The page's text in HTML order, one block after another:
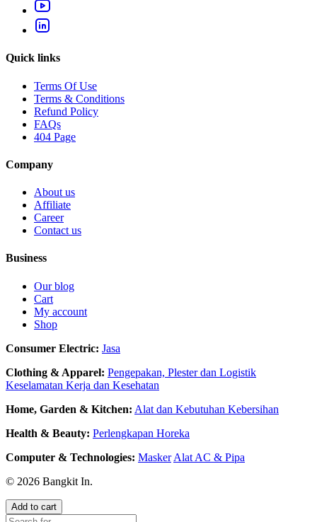
Quick links
Terms Of Use
Terms & Conditions
Refund Policy
FAQs
404 Page
Company
About us
Affiliate
Career
Contact us
Business
Our blog
Cart
My account
Shop
Consumer Electric: Jasa
Clothing & Apparel: Pengepakan, Plester dan Logistik
Keselamatan Kerja dan Kesehatan
Home, Garden & Kitchen: Alat dan Kebutuhan Kebersihan
Health & Beauty: Perlengkapan Horeka
Computer & Technologies: Masker Alat AC & Pipa
© 2026 Bangkit In.
Add to cart